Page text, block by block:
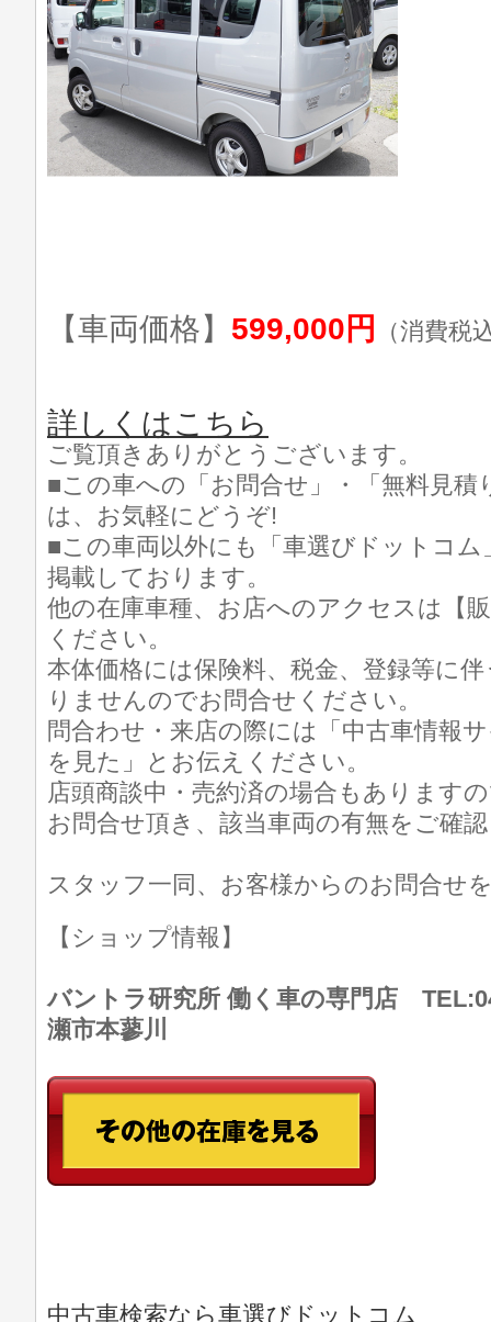
【車両価格】 599,000円 （消費税
詳しくはこちら
ご覧頂きありがとうございます。
■この車への「お問合せ」・「無料見積
は、お気軽にどうぞ!
■この車両以外にも「車選びドットコ
掲載しております。
他の在庫車種、お店へのアクセスは【
ください。
本体価格には保険料、税金、登録等に
りませんのでお問合せください。
問合わせ・来店の際には「中古車情報
を見た」とお伝えください。
店頭商談中・売約済の場合もあります
お問合せ頂き、該当車両の有無をご確
スタッフ一同、お客様からのお問合せ
【ショップ情報】
バントラ研究所 働く車の専門店
瀬市本蓼川
中古車検索なら車選びドットコム